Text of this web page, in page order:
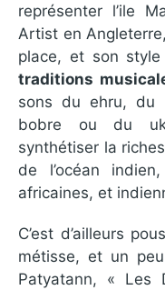
représenter l’ile
Artist en
place, et son
traditions
sons du ehru, du
bobre ou du
synthétiser la
de l’océan
africaines, et
C’est d’ailleurs
métisse, et un
Patyatann, « Les